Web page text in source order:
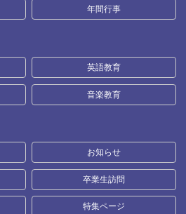
年間行事
英語教育
音楽教育
お知らせ
卒業生訪問
特集ページ